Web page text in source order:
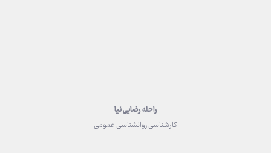
راحله رضایی نیا
کارشناسی روانشناسی عمومی